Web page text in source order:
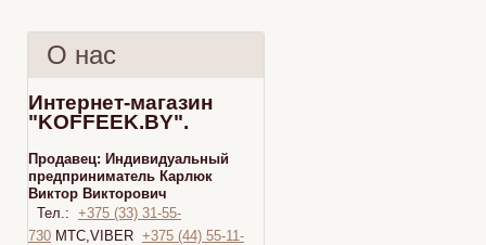
О нас
Интернет-магазин
"KOFFEEK.BY".
Продавец: Индивидуальный
предприниматель Карлюк
Виктор Викторович
Тел.: +375 (33) 31-55-
730 МТС,VIBER +375 (44) 55-11-